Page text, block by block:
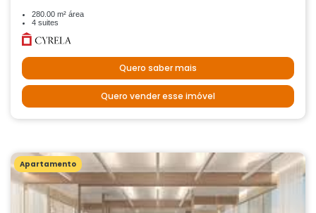
280.00 m² área
4 suites
Quero saber mais
Quero vender esse imóvel
Apartamento